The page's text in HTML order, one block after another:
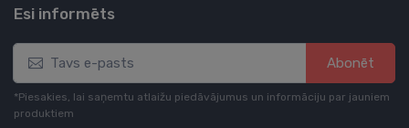
Esi informēts
Abonēt
*Piesakies, lai saņemtu atlaižu piedāvājumus un informāciju par jauniem
produktiem